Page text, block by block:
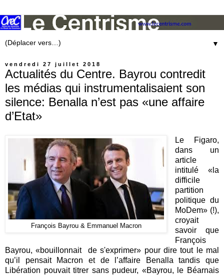
▼
vendredi 27 juillet 2018
Actualités du Centre. Bayrou contredit
les médias qui instrumentalisaient son
silence: Benalla n’est pas «une affaire
d’Etat»
François Bayrou & Emmanuel Macron
Le Figaro,
dans un
article
intitulé «la
difficile
partition
politique du
MoDem» (!),
croyait
savoir que
François
Bayrou, «bouillonnait
de s'exprimer» pour dire tout le mal
qu’il pensait Macron et de l’affaire Benalla tandis que
Libération pouvait titrer sans pudeur, «Bayrou, le Béarnais